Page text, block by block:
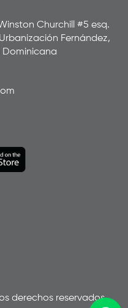
Churchill #5 esq.
Fernández,
Dominicana
derechos reservados